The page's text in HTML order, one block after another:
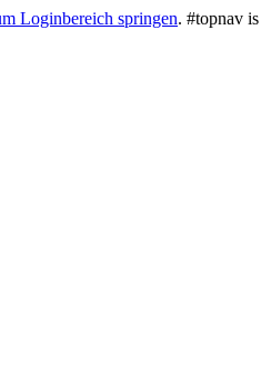
Loginbereich springen. #topnav